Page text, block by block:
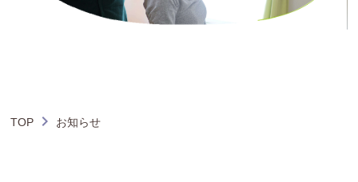
TOP お知らせ